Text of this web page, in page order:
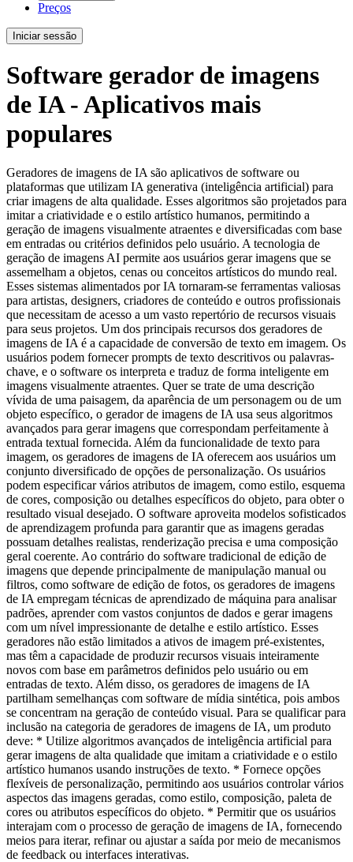
Preços
Iniciar sessão
Software gerador de imagens
de IA - Aplicativos mais
populares
Geradores de imagens de IA são aplicativos de software ou
plataformas que utilizam IA generativa (inteligência artificial) para
criar imagens de alta qualidade. Esses algoritmos são projetados para
imitar a criatividade e o estilo artístico humanos, permitindo a
geração de imagens visualmente atraentes e diversificadas com base
em entradas ou critérios definidos pelo usuário. A tecnologia de
geração de imagens AI permite aos usuários gerar imagens que se
assemelham a objetos, cenas ou conceitos artísticos do mundo real.
Esses sistemas alimentados por IA tornaram-se ferramentas valiosas
para artistas, designers, criadores de conteúdo e outros profissionais
que necessitam de acesso a um vasto repertório de recursos visuais
para seus projetos. Um dos principais recursos dos geradores de
imagens de IA é a capacidade de conversão de texto em imagem. Os
usuários podem fornecer prompts de texto descritivos ou palavras-
chave, e o software os interpreta e traduz de forma inteligente em
imagens visualmente atraentes. Quer se trate de uma descrição
vívida de uma paisagem, da aparência de um personagem ou de um
objeto específico, o gerador de imagens de IA usa seus algoritmos
avançados para gerar imagens que correspondam perfeitamente à
entrada textual fornecida. Além da funcionalidade de texto para
imagem, os geradores de imagens de IA oferecem aos usuários um
conjunto diversificado de opções de personalização. Os usuários
podem especificar vários atributos de imagem, como estilo, esquema
de cores, composição ou detalhes específicos do objeto, para obter o
resultado visual desejado. O software aproveita modelos sofisticados
de aprendizagem profunda para garantir que as imagens geradas
possuam detalhes realistas, renderização precisa e uma composição
geral coerente. Ao contrário do software tradicional de edição de
imagens que depende principalmente de manipulação manual ou
filtros, como software de edição de fotos, os geradores de imagens
de IA empregam técnicas de aprendizado de máquina para analisar
padrões, aprender com vastos conjuntos de dados e gerar imagens
com um nível impressionante de detalhe e estilo artístico. Esses
geradores não estão limitados a ativos de imagem pré-existentes,
mas têm a capacidade de produzir recursos visuais inteiramente
novos com base em parâmetros definidos pelo usuário ou em
entradas de texto. Além disso, os geradores de imagens de IA
partilham semelhanças com software de mídia sintética, pois ambos
se concentram na geração de conteúdo visual. Para se qualificar para
inclusão na categoria de geradores de imagens de IA, um produto
deve: * Utilize algoritmos avançados de inteligência artificial para
gerar imagens de alta qualidade que imitam a criatividade e o estilo
artístico humanos usando instruções de texto. * Fornece opções
flexíveis de personalização, permitindo aos usuários controlar vários
aspectos das imagens geradas, como estilo, composição, paleta de
cores ou atributos específicos do objeto. * Permitir que os usuários
interajam com o processo de geração de imagens de IA, fornecendo
meios para iterar, refinar ou ajustar a saída por meio de mecanismos
de feedback ou interfaces interativas.